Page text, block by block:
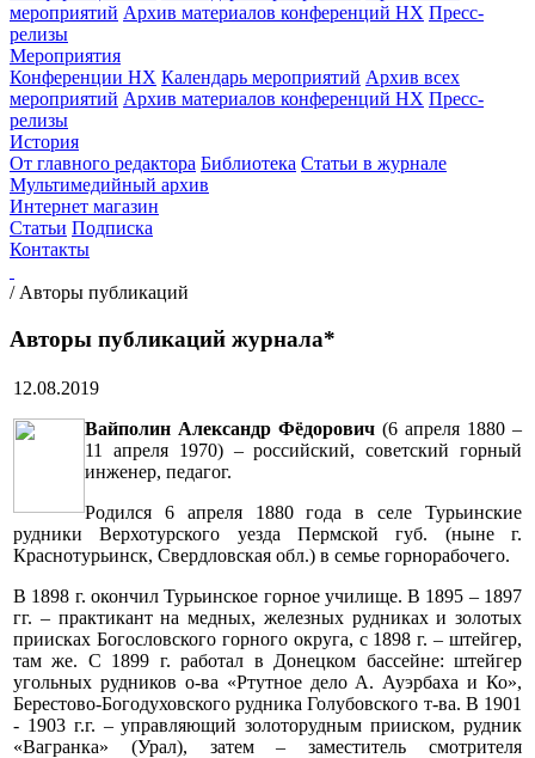
мероприятий Архив материалов конференций НХ Пресс-
релизы
Мероприятия
Конференции НХ Календарь мероприятий Архив всех
мероприятий Архив материалов конференций НХ Пресс-
релизы
История
От главного редактора Библиотека Статьи в журнале
Мультимедийный архив
Интернет магазин
Статьи Подписка
Контакты
/ Авторы публикаций
Авторы публикаций журнала*
12.08.2019
Вайполин Александр Фёдорович (6 апреля 1880 –
11 апреля 1970) – российский, советский горный
инженер, педагог.
Родился 6 апреля 1880 года в селе Турьинские
рудники Верхотурского уезда Пермской губ. (ныне г.
Краснотурьинск, Свердловская обл.) в семье горнорабочего.
В 1898 г. окончил Турьинское горное училище. В 1895 – 1897
гг. – практикант на медных, железных рудниках и золотых
приисках Богословского горного округа, с 1898 г. – штейгер,
там же. С 1899 г. работал в Донецком бассейне: штейгер
угольных рудников о-ва «Ртутное дело А. Ауэрбаха и Ко»,
Берестово-Богодуховского рудника Голубовского т-ва. В 1901
- 1903 г.г. – управляющий золоторудным прииском, рудник
«Вагранка» (Урал), затем – заместитель смотрителя